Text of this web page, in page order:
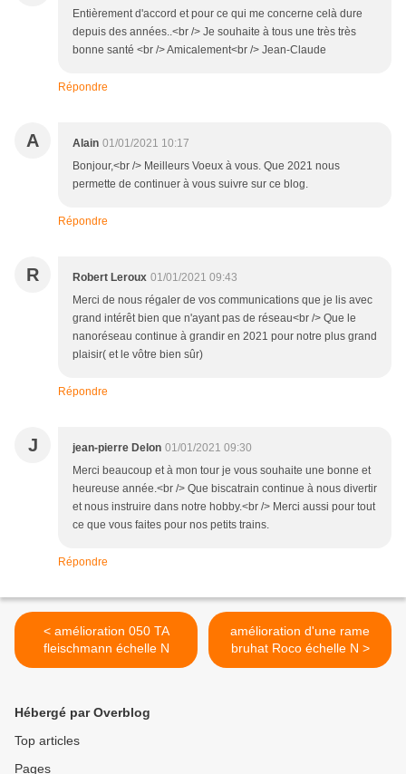
Entièrement d'accord et pour ce qui me concerne celà dure
depuis des années..<br /> Je souhaite à tous une très très
bonne santé <br /> Amicalement<br /> Jean-Claude
Répondre
A Alain 01/01/2021 10:17
Bonjour,<br /> Meilleurs Voeux à vous. Que 2021 nous
permette de continuer à vous suivre sur ce blog.
Répondre
R Robert Leroux 01/01/2021 09:43
Merci de nous régaler de vos communications que je lis avec
grand intérêt bien que n'ayant pas de réseau<br /> Que le
nanoréseau continue à grandir en 2021 pour notre plus grand
plaisir( et le vôtre bien sûr)
Répondre
J jean-pierre Delon 01/01/2021 09:30
Merci beaucoup et à mon tour je vous souhaite une bonne et
heureuse année.<br /> Que biscatrain continue à nous divertir
et nous instruire dans notre hobby.<br /> Merci aussi pour tout
ce que vous faites pour nos petits trains.
Répondre
< amélioration 050 TA
fleischmann échelle N
amélioration d'une rame
bruhat Roco échelle N >
Hébergé par Overblog
Top articles
Pages